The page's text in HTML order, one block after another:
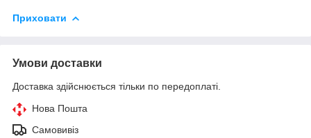
Приховати
Умови доставки
Доставка здійснюється тільки по передоплаті.
Нова Пошта
Самовивіз